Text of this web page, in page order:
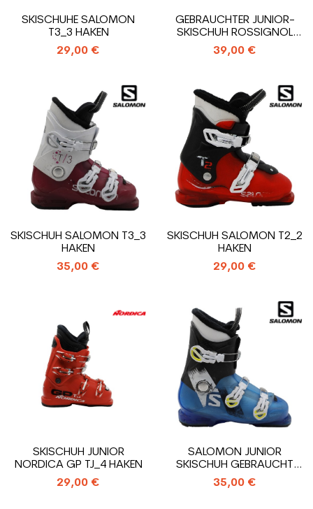
SKISCHUHE SALOMON
T3_3 HAKEN
29,00 €
GEBRAUCHTER JUNIOR-
SKISCHUH ROSSIGNOL
COMP J4_4 HAKEN
39,00 €
SKISCHUH SALOMON T3_3
HAKEN
35,00 €
SKISCHUH SALOMON T2_2
HAKEN
29,00 €
SKISCHUH JUNIOR
NORDICA GP TJ_4 HAKEN
29,00 €
SALOMON JUNIOR
SKISCHUH GEBRAUCHT
T3_3 HAKEN
35,00 €